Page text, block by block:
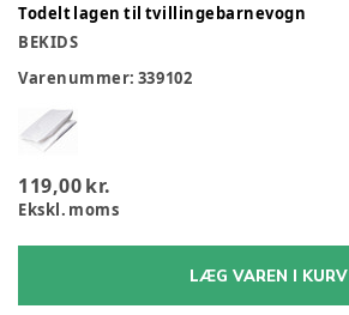
Todelt lagen til tvillingebarnevogn
BEKIDS
Varenummer: 339102
119,00 kr.
Ekskl. moms
LÆG VAREN I KURV